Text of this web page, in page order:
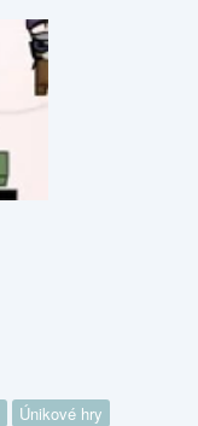
Únikové hry